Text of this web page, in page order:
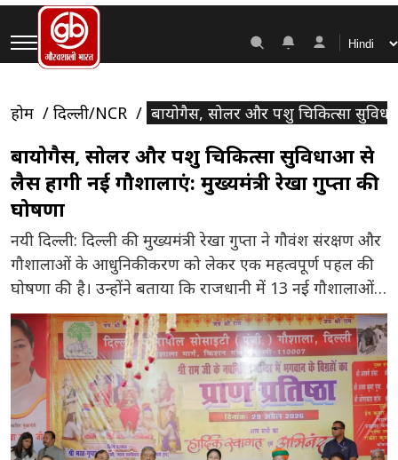
होम दिल्ली/NCR बायोगैस, सोलर और पशु चिकित्सा
बायोगैस, सोलर और पशु चिकित्सा सुविधाओं से
लैस होंगी नई गौशालाएं: मुख्यमंत्री रेखा गुप्ता की
घोषणा
नयी दिल्ली: दिल्ली की मुख्यमंत्री रेखा गुप्ता ने गौवंश संरक्षण और
गौशालाओं के आधुनिकीकरण को लेकर एक महत्वपूर्ण पहल की
घोषणा की है। उन्होंने बताया कि राजधानी में 13 नई गौशालाओं
का निर्माण किया जाएगा, जिन्हें पूरी तरह ‘जीरो वेस्ट मॉडल’ पर
विकसित किया जाएगा। इसका उद्देश्य न केवल गौवंश की बेहतर
देखभाल सुनिश्चित करना है, […]